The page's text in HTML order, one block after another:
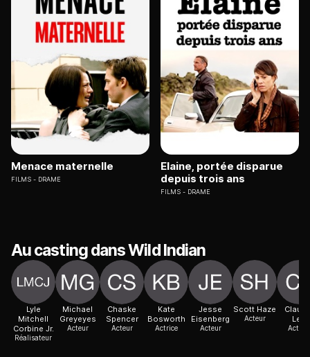
Menace maternelle
FILMS DRAME
Elaine, portée disparue
depuis trois ans
FILMS DRAME
Au casting dans Wild Indian
Lyle
Mitchell
Corbine Jr.
Réalisateur
Michael
Greyeyes
Acteur
Chaske
Spencer
Acteur
Kate
Bosworth
Actrice
Jesse
Eisenberg
Acteur
Scott Haze
Acteur
Lee
Actrice